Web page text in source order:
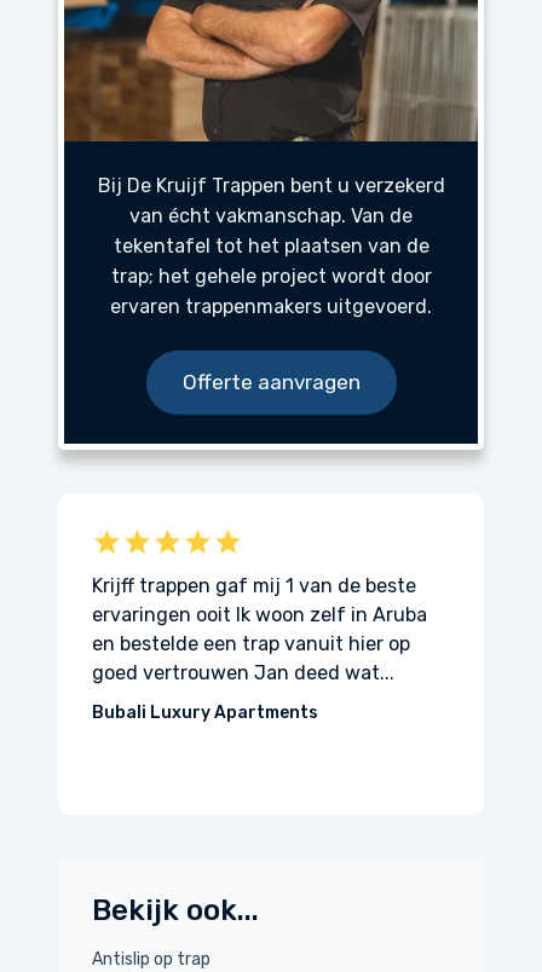
Bij De Kruijf Trappen bent u verzekerd
van écht vakmanschap. Van de
tekentafel tot het plaatsen van de
trap; het gehele project wordt door
ervaren trappenmakers uitgevoerd.
Offerte aanvragen
Uitstekende deskundige advisering,
snel en betrouwbaar contact en
afspraken. We zijn erg tevreden en blij
met onze nieuwe trap. We bevelen Jan
en zijn team...
Bekijk ook...
Antislip op trap